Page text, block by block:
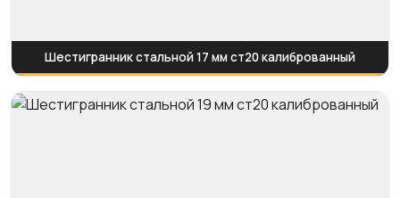
Шестигранник стальной 17 мм ст20 калиброванный